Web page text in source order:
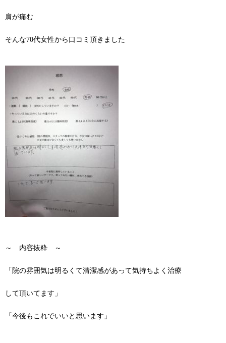
肩が痛む
そんな70代女性から口コミ頂きました
～ 内容抜粋 ～
「院の雰囲気は明るくて清潔感があって気持ちよく治療
して頂いてます」
「今後もこれでいいと思います」